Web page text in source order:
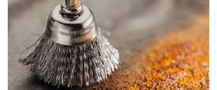
dysfonctionnement et éviter d’aggraver la situation
par une intervention inadaptée. Plus […]